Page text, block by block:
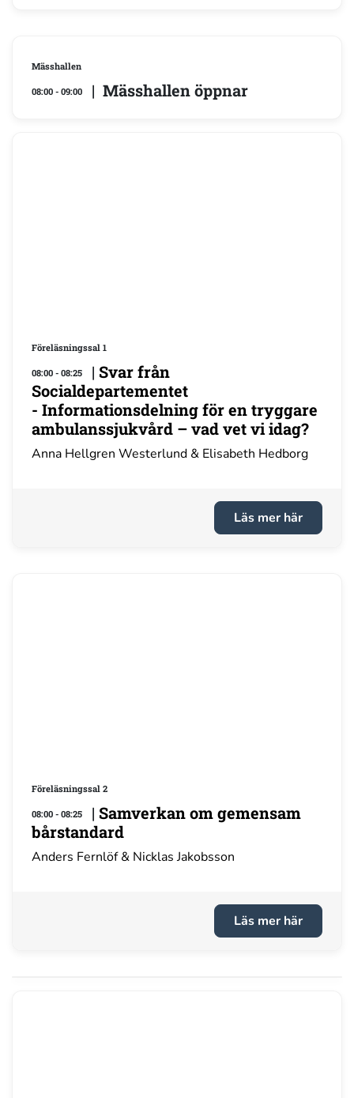
Mässhallen
08:00 - 09:00 | Mässhallen öppnar
Föreläsningssal 1
08:00 - 08:25 | Svar från
Socialdepartementet
- Informationsdelning för en tryggare
ambulanssjukvård – vad vet vi idag?
Anna Hellgren Westerlund & Elisabeth Hedborg
Läs mer här
Föreläsningssal 2
08:00 - 08:25 | Samverkan om gemensam
bårstandard
Anders Fernlöf & Nicklas Jakobsson
Läs mer här